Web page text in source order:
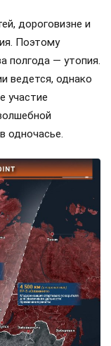
дороговизне и
Поэтому
полгода — утопия.
ведется, однако
участие
одночасье.